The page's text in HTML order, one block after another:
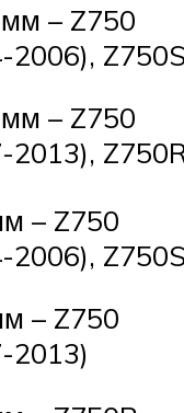
– Z750
2006),
– Z750
2013),
– Z750
2006),
– Z750
2013)